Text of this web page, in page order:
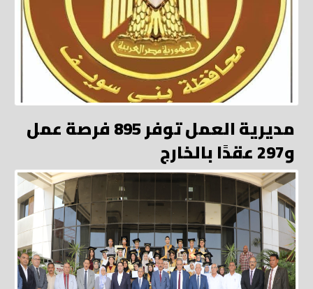
مديرية العمل توفر 895 فرصة عمل
و297 عقدًا بالخارج